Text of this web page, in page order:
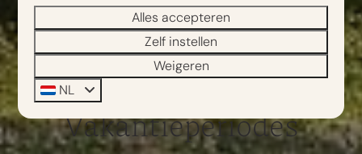
Vakantieperiodes
Alles accepteren
Zelf instellen
Weigeren
NL